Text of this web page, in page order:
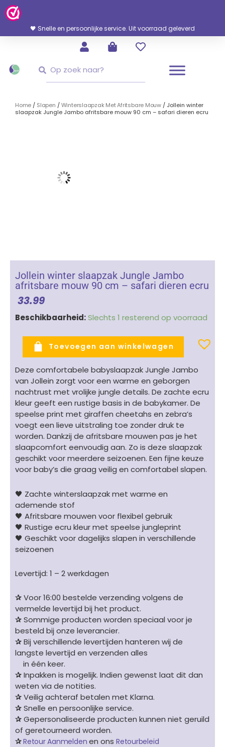
Ga
Naar
Inhoud
🖤 Snelle en persoonlijke service. Uit voorraad geleverd
Home / Slapen /Winterslaapzak Met Afritsbare Mouw/ Jollein winter
slaapzak Jungle Jambo afritsbare mouw 90 cm – safari dieren ecru
Jollein winter slaapzak Jungle Jambo
afritsbare mouw 90 cm – safari dieren ecru
33.99
Beschikbaarheid:Slechts 1 resterend op voorraad
Jollein
slaapzak
Jungle
afritsbare
mouw
90
cm
-
safari
dieren
ecru
aantal
Toevoegen aan winkelwagen
Deze comfortabele babyslaapzak Jungle Jambo
van Jollein zorgt voor een warme en geborgen
nachtrust met vrolijke jungle details. De zachte ecru
kleur geeft een rustige basis in de babykamer. De
speelse print met giraffen cheetahs en zebra’s
voegt een lieve uitstraling toe zonder druk te
worden. Dankzij de afritsbare mouwen pas je het
slaapcomfort eenvoudig aan. Zo is deze slaapzak
geschikt voor meerdere seizoenen. Een fijne keuze
voor baby’s die graag veilig en comfortabel slapen.
🖤 Zachte winterslaapzak met warme en
ademende stof
🖤 Afritsbare mouwen voor flexibel gebruik
🖤 Rustige ecru kleur met speelse jungleprint
🖤 Geschikt voor dagelijks slapen in verschillende
seizoenen
Levertijd: 1 – 2 werkdagen
✰Voor 16:00 bestelde verzending volgens de
vermelde levertijd bij het product.
✰Sommige producten worden speciaal voor je
besteld bij onze leverancier.
✰Bij verschillende levertijden hanteren wij de
langste levertijd en verzenden alles
in één keer.
✰Inpakken is mogelijk. Indien gewenst laat dit dan
weten via de notities.
✰Veilig achteraf betalen met Klarna.
✰Snelle en persoonlijke service.
✰Gepersonaliseerde producten kunnen niet geruild
of geretourneerd worden.
✰Retour Aanmelden en ons Retourbeleid